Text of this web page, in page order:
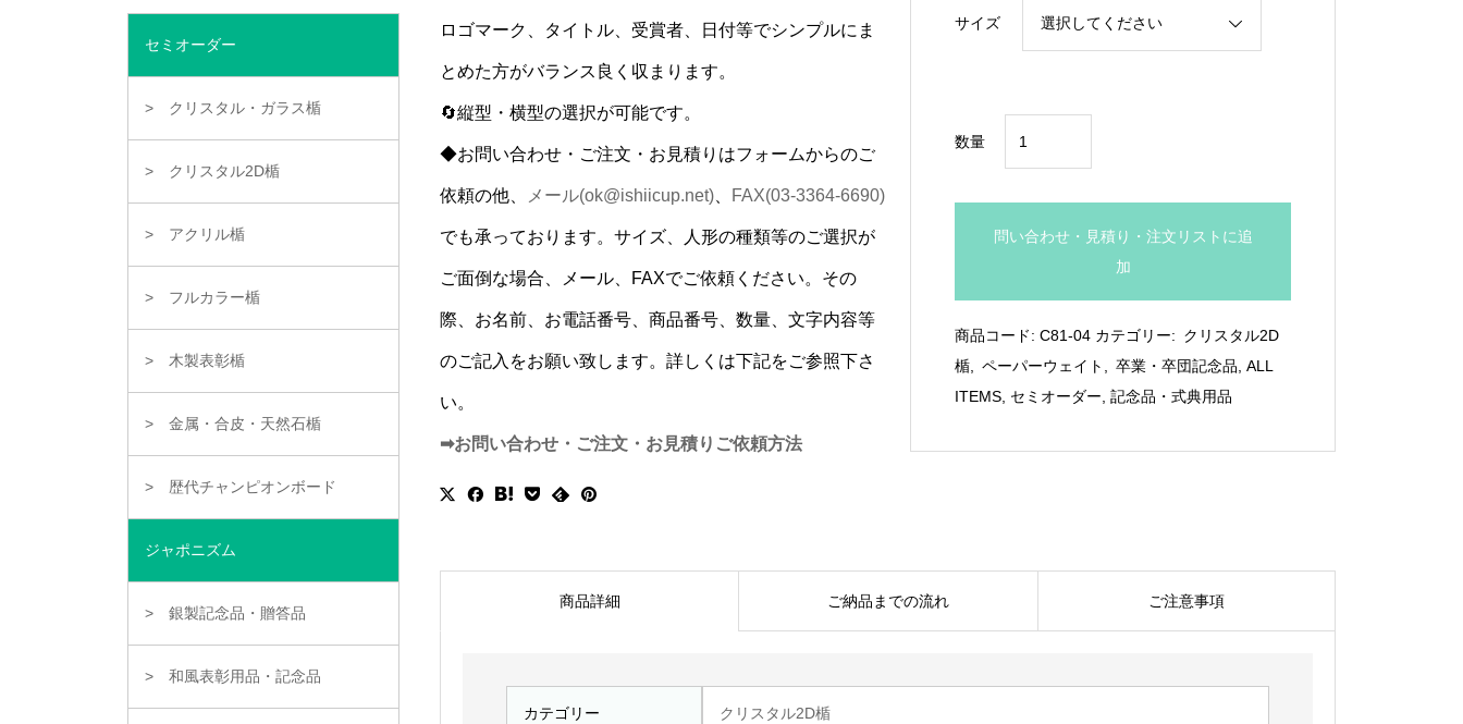
ロゴマーク、タイトル、受賞者、日付等でシンプルにま
とめた方がバランス良く収まります。
🔄縦型・横型の選択が可能です。
◆お問い合わせ・ご注文・お見積りはフォームからのご
依頼の他、 メール(ok@ishiicup.net) FAX(03-3364-6690)
でも承っております。サイズ、人形の種類等のご選択が
ご面倒な場合、メール、FAXでご依頼ください。その
際、お名前、お電話番号、商品番号、数量、文字内容等
のご記入をお願い致します。詳しくは下記をご参照下さ
い。
➡お問い合わせ・ご注文・お見積りご依頼方法
帯:
サイズ
数量
ス
製
キ
問い合わせ・見積り・注文リストに追
加
商品コード:C81-04 カテゴリー: クリスタル2D
楯, ペーパーウェイト , 卒業・卒団記念品,ALL
ITEMS, セミオーダー,記念品・式典用品
商品詳細 ご納品までの流れ ご注意事項
カテゴリー クリスタル2D楯
セミオーダー
クリスタル・ガラス楯
クリスタル2D楯
アクリル楯
フルカラー楯
木製表彰楯
金属・合皮・天然石楯
歴代チャンピオンボード
ジャポニズム
銀製記念品・贈答品
和風表彰用品・記念品